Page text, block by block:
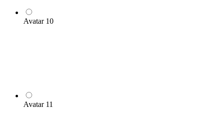
Avatar 10
Avatar 11